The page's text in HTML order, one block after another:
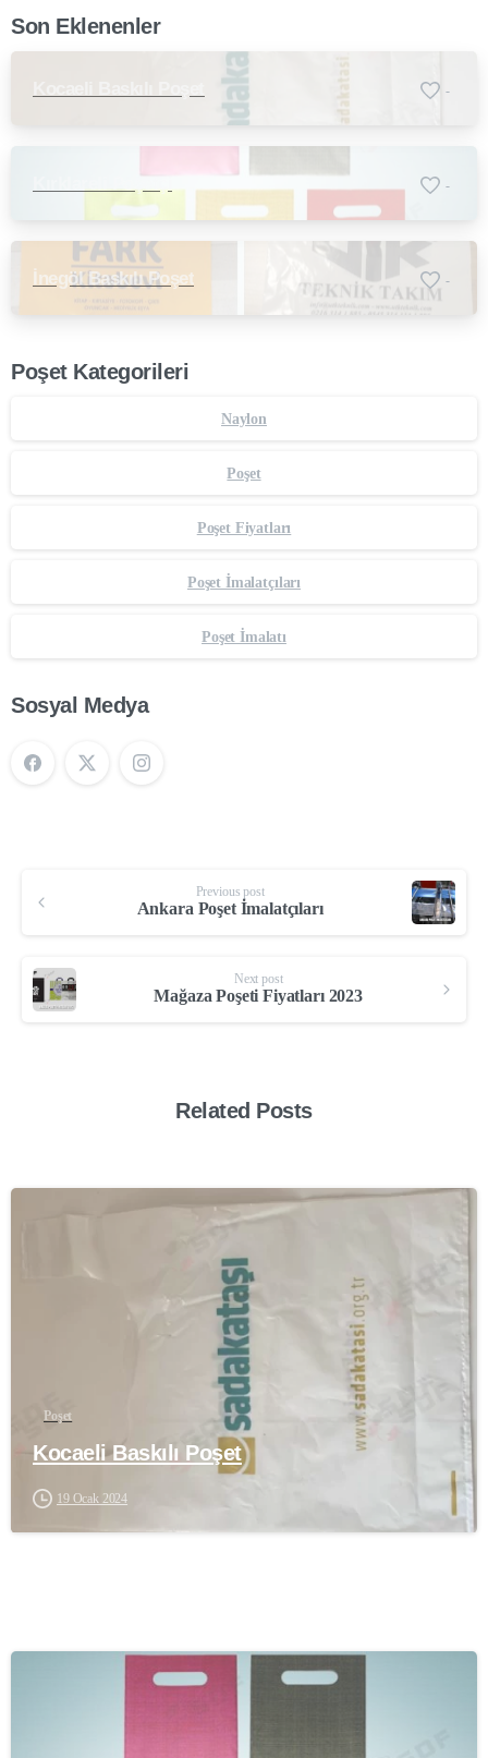
Son Eklenenler
-
-
İnegöl Baskılı Poşet -
Poşet Kategorileri
Naylon
Poşet
Poşet Fiyatları
Poşet İmalatçıları
Poşet İmalatı
Sosyal Medya
Previous post
Ankara Poşet İmalatçıları
Next post
Mağaza Poşeti Fiyatları 2023
Related Posts
Poşet
Kocaeli Baskılı Poşet
19 Ocak 2024